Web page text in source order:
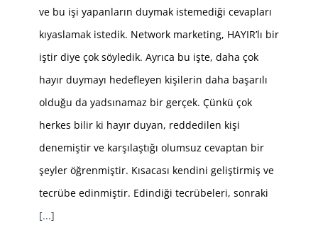
ve bu işi yapanların duymak istemediği cevapları
kıyaslamak istedik. Network marketing, HAYIR’lı bir
iştir diye çok söyledik. Ayrıca bu işte, daha çok
hayır duymayı hedefleyen kişilerin daha başarılı
olduğu da yadsınamaz bir gerçek. Çünkü çok
herkes bilir ki hayır duyan, reddedilen kişi
denemiştir ve karşılaştığı olumsuz cevaptan bir
şeyler öğrenmiştir. Kısacası kendini geliştirmiş ve
tecrübe edinmiştir. Edindiği tecrübeleri, sonraki
[...]